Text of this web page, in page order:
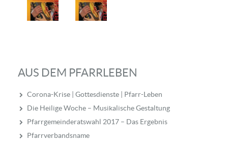
AUS DEM PFARRLEBEN
Corona-Krise | Gottesdienste | Pfarr-Leben
Die Heilige Woche – Musikalische Gestaltung
Pfarrgemeinderatswahl 2017 – Das Ergebnis
Pfarrverbandsname